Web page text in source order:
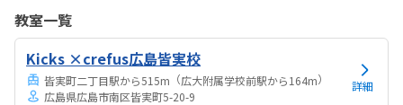
した。無理なく続けやすい価格帯だと感じ、安心して受講できると思
いました。先生方が親切で話しやすく、分からないことも気軽に質問
できる雰囲気が良かったです。教室も明るく清潔で、安心して学習に
取り組める環境だと感じました。現時点では特に気にな...
教室一覧
Kicks ×crefus広島皆実校
皆実町二丁目駅から515m （広大附属学校前駅から164m）
広島県広島市南区皆実町5-20-9
詳細